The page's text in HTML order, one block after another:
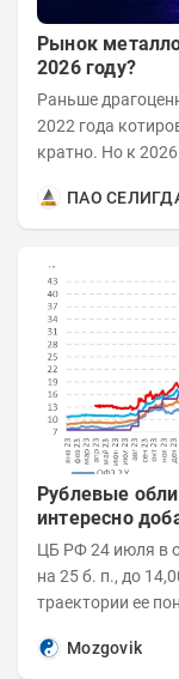
Рынок
2026 году?
Раньше
2022 года
кратно. Но к
ПАО
Рублевые
интересно
ЦБ РФ 24 июля в
на 25 б. п., до
траектории ее
Mozgovik